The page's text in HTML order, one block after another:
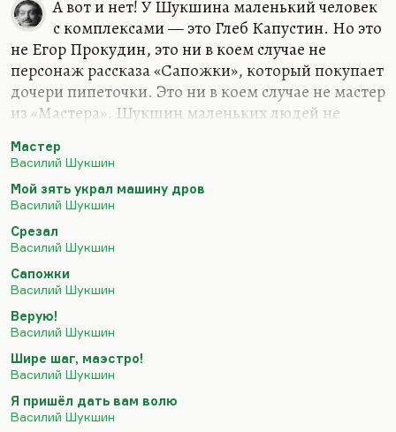
А вот и нет! У Шукшина маленький человек
с комплексами — это Глеб Капустин. Но это
не Егор Прокудин, это ни в коем случае не
персонаж рассказа «Сапожки», который покупает
дочери пипеточки. Это ни в коем случае не мастер
из «Мастера». Шукшин маленьких людей не
дров» никак не маленький человек. Даже мужик
из рассказа «Верую!», одержимый такой тоской
по богу. И очень Шукшин прав, видя в этой тоске
пустоту в душе. И фельдшер из «Шире шаг,
маэстро!» никоим образом не маленький человек.
Маленький человек — это «Чередниченко и
цирк»: «Зачем вам эта багема?». Такое у меня есть
ощущение.
Мастер
Василий Шукшин
Мой зять украл машину дров
Василий Шукшин
Срезал
Василий Шукшин
Сапожки
Василий Шукшин
Верую!
Василий Шукшин
Шире шаг, маэстро!
Василий Шукшин
Я пришёл дать вам волю
Василий Шукшин